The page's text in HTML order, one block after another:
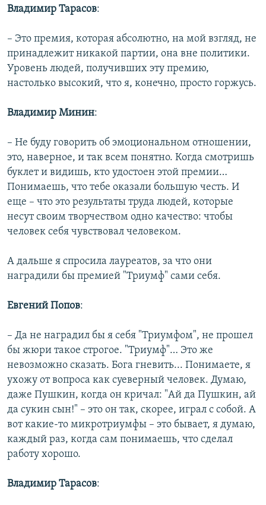
Владимир Тарасов:
– Это премия, которая абсолютно, на мой взгляд, не
принадлежит никакой партии, она вне политики.
Уровень людей, получивших эту премию,
настолько высокий, что я, конечно, просто горжусь.
Владимир Минин:
– Не буду говорить об эмоциональном отношении,
это, наверное, и так всем понятно. Когда смотришь
буклет и видишь, кто удостоен этой премии…
Понимаешь, что тебе оказали большую честь. И
еще – что это результаты труда людей, которые
несут своим творчеством одно качество: чтобы
человек себя чувствовал человеком.
А дальше я спросила лауреатов, за что они
наградили бы премией "Триумф" сами себя.
Евгений Попов:
– Да не наградил бы я себя "Триумфом", не прошел
бы жюри такое строгое. "Триумф"… Это же
невозможно сказать. Бога гневить... Понимаете, я
ухожу от вопроса как суеверный человек. Думаю,
даже Пушкин, когда он кричал: "Ай да Пушкин, ай
да сукин сын!" – это он так, скорее, играл с собой. А
вот какие-то микротриумфы – это бывает, я думаю,
каждый раз, когда сам понимаешь, что сделал
работу хорошо.
Владимир Тарасов: